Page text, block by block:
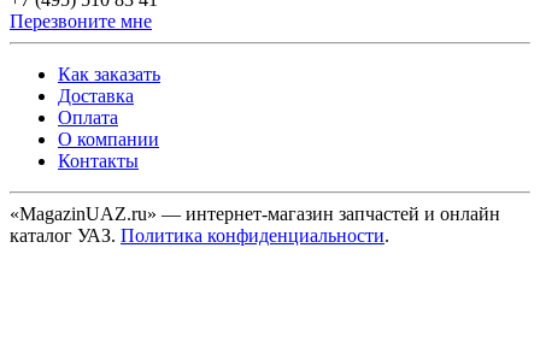
Перезвоните мне
Как заказать
Доставка
Оплата
О компании
Контакты
«MagazinUAZ.ru» — интернет-магазин запчастей и онлайн
каталог УАЗ. Политика конфиденциальности.